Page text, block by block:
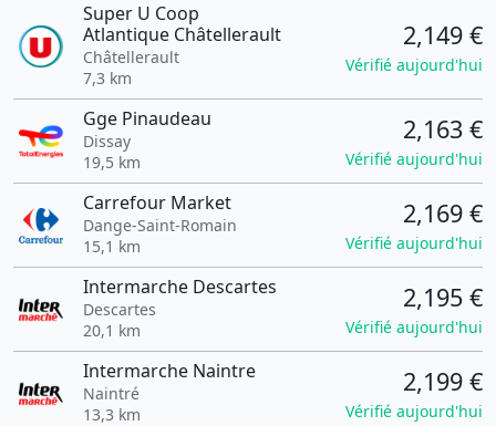
Super U Coop
Atlantique Châtellerault
Châtellerault
7,3 km
2,149 €
Vérifié aujourd'hui
Gge Pinaudeau
Dissay
19,5 km
2,163 €
Vérifié aujourd'hui
Carrefour Market
Dange-Saint-Romain
15,1 km
2,169 €
Vérifié aujourd'hui
Intermarche Descartes
Descartes
20,1 km
2,195 €
Vérifié aujourd'hui
Intermarche Naintre
Naintré
13,3 km
2,199 €
Vérifié aujourd'hui